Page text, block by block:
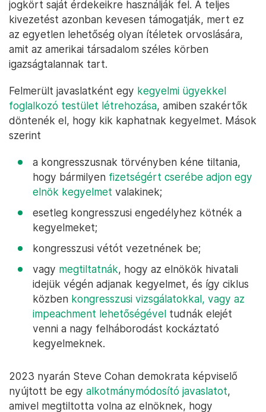
jogkört saját érdekeikre használják fel. A teljes
kivezetést azonban kevesen támogatják, mert ez
az egyetlen lehetőség olyan ítéletek orvoslására,
amit az amerikai társadalom széles körben
igazságtalannak tart.
Felmerült javaslatként egy kegyelmi ügyekkel
foglalkozó testület létrehozása, amiben szakértők
döntenék el, hogy kik kaphatnak kegyelmet. Mások
szerint
a kongresszusnak törvényben kéne tiltania,
hogy bármilyen fizetségért cserébe adjon egy
elnök kegyelmet valakinek;
esetleg kongresszusi engedélyhez kötnék a
kegyelmeket;
kongresszusi vétót vezetnének be;
vagy megtiltatnák, hogy az elnökök hivatali
idejük végén adjanak kegyelmet, és így ciklus
közben kongresszusi vizsgálatokkal, vagy az
impeachment lehetőségével tudnák elejét
venni a nagy felháborodást kockáztató
kegyelmeknek.
2023 nyarán Steve Cohan demokrata képviselő
nyújtott be egy alkotmánymódosító javaslatot,
amivel megtiltotta volna az elnöknek, hogy